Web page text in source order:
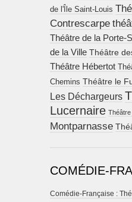
de l'Île Saint-Louis
Contrescarpe
Théâtre de la Porte-
de la Ville Théâtre
Théâtre Hébertot
Chemins Théâtre le
Les Déchargeurs
Lucernaire
Montparnasse
COMÉDIE-
Comédie-Française :